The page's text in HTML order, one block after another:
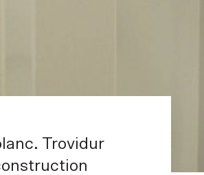
Trovidur